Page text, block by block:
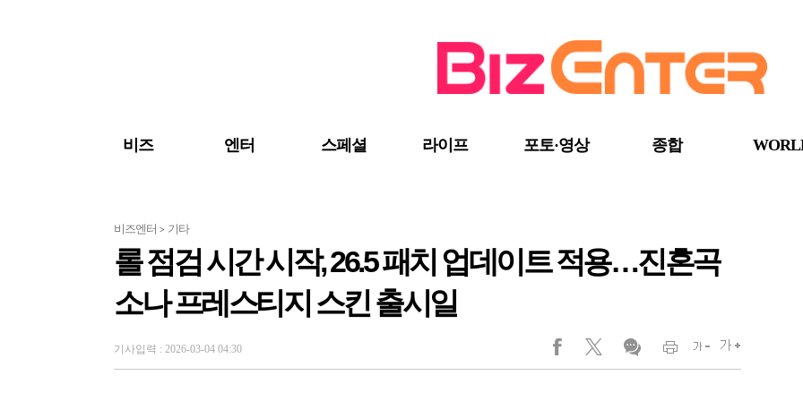
비즈 엔터 스페셜 라이프 포토·영상 종합
비즈엔터 > 기타
롤 점검 시간 시작, 26.5 패치 업데이트 적용…진혼곡
소나 프레스티지 스킨 출시일
기사입력 : 2026-03-04 04:30